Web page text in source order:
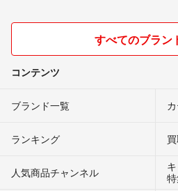
すべてのブラン
コンテンツ
ブランド一覧
ランキング
人気商品チャンネル